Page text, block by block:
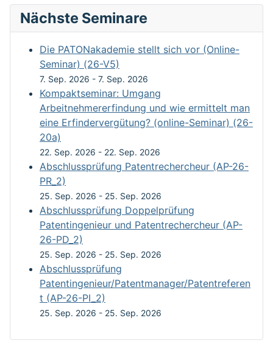
Nächste Seminare
Die PATONakademie stellt sich vor (Online-
Seminar) (26-V5)
7. Sep. 2026 - 7. Sep. 2026
Kompaktseminar: Umgang
Arbeitnehmererfindung und wie ermittelt man
eine Erfindervergütung? (online-Seminar) (26-
20a)
22. Sep. 2026 - 22. Sep. 2026
Abschlussprüfung Patentrechercheur (AP-26-
PR_2)
25. Sep. 2026 - 25. Sep. 2026
Abschlussprüfung Doppelprüfung
Patentingenieur und Patentrechercheur (AP-
26-PD_2)
25. Sep. 2026 - 25. Sep. 2026
Abschlussprüfung
Patentingenieur/Patentmanager/Patentreferen
t (AP-26-PI_2)
25. Sep. 2026 - 25. Sep. 2026